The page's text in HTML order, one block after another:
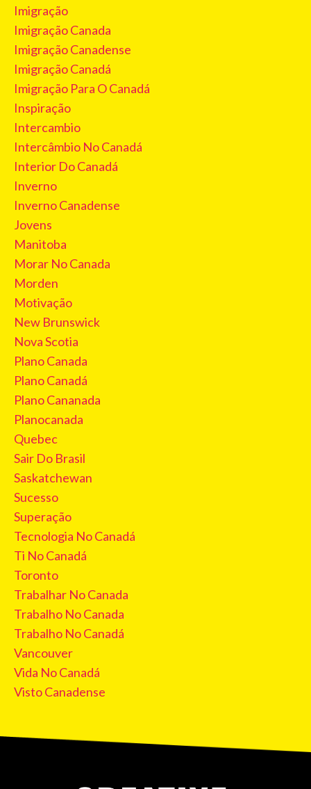
Imigração
Imigração Canada
Imigração Canadense
Imigração Canadá
Imigração Para O Canadá
Inspiração
Intercambio
Intercâmbio No Canadá
Interior Do Canadá
Inverno
Inverno Canadense
Jovens
Manitoba
Morar No Canada
Morden
Motivação
New Brunswick
Nova Scotia
Plano Canada
Plano Canadá
Plano Cananada
Planocanada
Quebec
Sair Do Brasil
Saskatchewan
Sucesso
Superação
Tecnologia No Canadá
Ti No Canadá
Toronto
Trabalhar No Canada
Trabalho No Canada
Trabalho No Canadá
Vancouver
Vida No Canadá
Visto Canadense